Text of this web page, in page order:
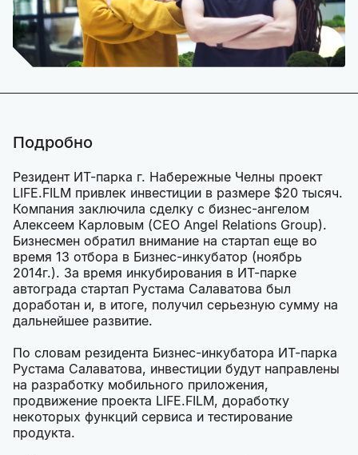
Подробно
Резидент ИТ-парка г. Набережные Челны проект
LIFE.FILM привлек инвестиции в размере $20 тысяч.
Компания заключила сделку с бизнес-ангелом
Алексеем Карловым (CEO Angel Relations Group).
Бизнесмен обратил внимание на стартап еще во
время 13 отбора в Бизнес-инкубатор (ноябрь
2014г.). За время инкубирования в ИТ-парке
автограда стартап Рустама Салаватова был
доработан и, в итоге, получил серьезную сумму на
дальнейшее развитие.
По словам резидента Бизнес-инкубатора ИТ-парка
Рустама Салаватова, инвестиции будут направлены
на разработку мобильного приложения,
продвижение проекта LIFE.FILM, доработку
некоторых функций сервиса и тестирование
продукта.